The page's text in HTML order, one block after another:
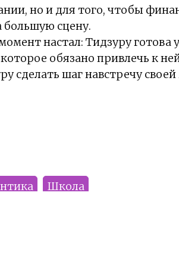
но и для того, чтобы
сцену.
настал: Тидзуру готова
обязано привлечь к
сделать шаг навстречу своей
Школа